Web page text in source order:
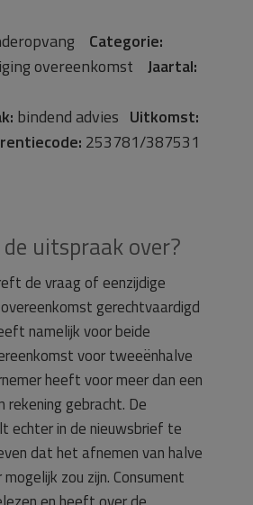
Categorie:
overeenkomst Jaartal:
bindend advies Uitkomst:
253781/387531
uitspraak over?
de vraag of eenzijdige
gerechtvaardigd
namelijk voor beide
voor tweeënhalve
heeft voor meer dan een
rekening gebracht. De
echter in de nieuwsbrief te
dat het afnemen van halve
zou zijn. Consument